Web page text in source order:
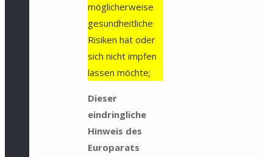
möglicherweise
gesundheitliche
Risiken hat oder
sich nicht impfen
lassen möchte;
Dieser
eindringliche
Hinweis des
Europarats